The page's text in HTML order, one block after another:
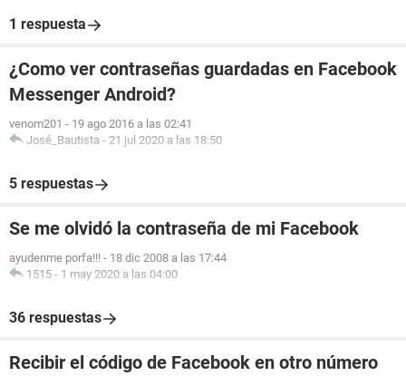
1 respuesta
¿Como ver contraseñas guardadas en Facebook
Messenger Android?
venom201 - 19 ago 2016 a las 02:41
José_Bautista - 21 jul 2020 a las 18:50
5 respuestas
Se me olvidó la contraseña de mi Facebook
ayudenme porfa!!! - 18 dic 2008 a las 17:44
1515 - 1 may 2020 a las 04:00
36 respuestas
Recibir el código de Facebook en otro número